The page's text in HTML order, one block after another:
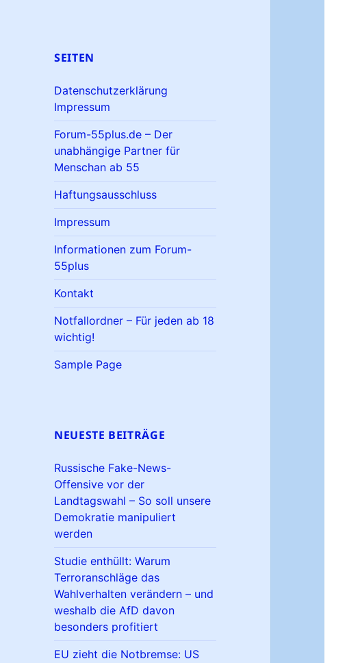
SEITEN
Datenschutzerklärung
Impressum
Forum-55plus.de – Der
unabhängige Partner für
Menschan ab 55
Haftungsausschluss
Impressum
Informationen zum Forum-
55plus
Kontakt
Notfallordner – Für jeden ab 18
wichtig!
Sample Page
NEUESTE BEITRÄGE
Russische Fake-News-
Offensive vor der
Landtagswahl – So soll unsere
Demokratie manipuliert
werden
Studie enthüllt: Warum
Terroranschläge das
Wahlverhalten verändern – und
weshalb die AfD davon
besonders profitiert
EU zieht die Notbremse: US